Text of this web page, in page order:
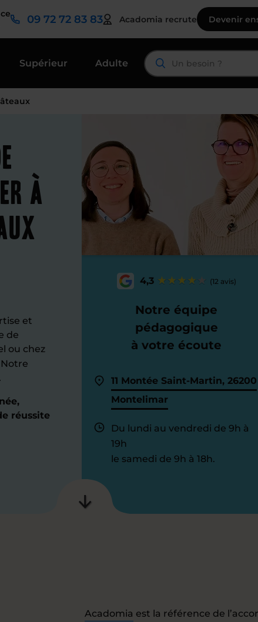
09 72 72 83 83 Acadomia recrute Devenir
Supérieur Adulte
à
et
de
ou chez
réussite
4,3 (12 avis)
Notre équipe
pédagogique
à votre écoute
11 Montée Saint-Martin, 26200
Montelimar
Du lundi au vendredi de 9h à
19h
le samedi de 9h à 18h.
Acadomia est la référence de